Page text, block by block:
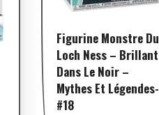
Figurine Monstre Du
Loch Ness – Brillant
Dans Le Noir –
Mythes Et Légendes-
#18